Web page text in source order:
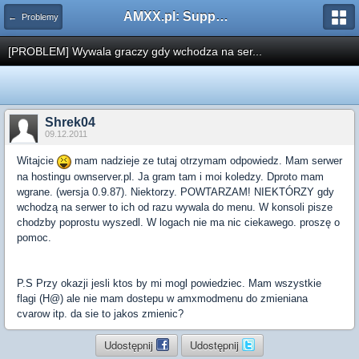
← Problemy AMXX.pl: Support AMX Mod X i SourceMod
[PROBLEM] Wywala graczy gdy wchodza na ser...
Shrek04
09.12.2011
Witajcie
mam nadzieje ze tutaj otrzymam odpowiedz. Mam serwer
na hostingu ownserver.pl. Ja gram tam i moi koledzy. Dproto mam
wgrane. (wersja 0.9.87). Niektorzy. POWTARZAM! NIEKTÓRZY gdy
wchodzą na serwer to ich od razu wywala do menu. W konsoli pisze
chodzby poprostu wyszedl. W logach nie ma nic ciekawego. proszę o
pomoc.
P.S Przy okazji jesli ktos by mi mogl powiedziec. Mam wszystkie
flagi (H@) ale nie mam dostepu w amxmodmenu do zmieniana
cvarow itp. da sie to jakos zmienic?
Udostępnij Udostępnij